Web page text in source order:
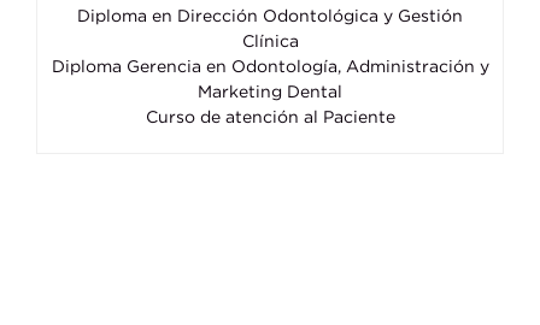
Diploma en Dirección Odontológica y Gestión
Clínica
Diploma Gerencia en Odontología, Administración y
Marketing Dental
Curso de atención al Paciente